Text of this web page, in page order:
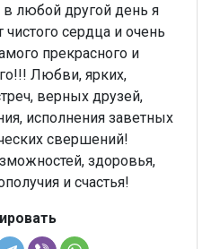
любой другой день я
сердца и очень
прекрасного и
Любви, ярких,
верных друзей,
исполнения заветных
свершений!
здоровья,
и счастья!